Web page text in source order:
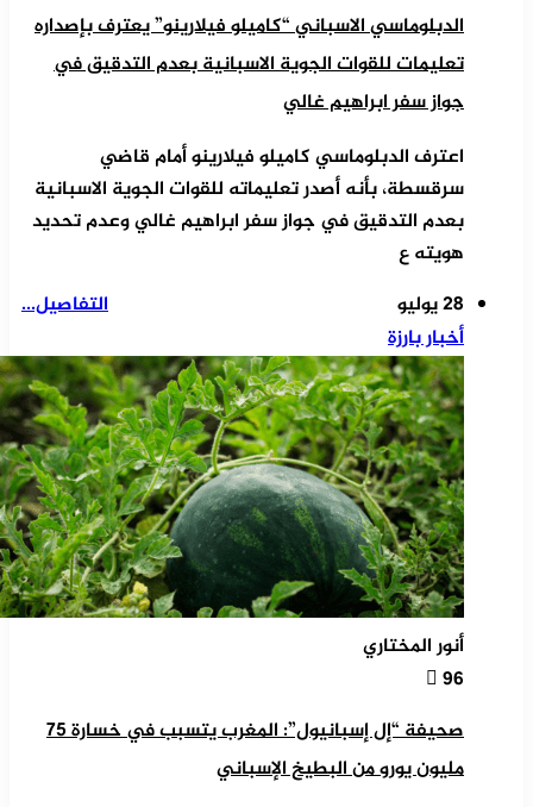
الدبلوماسي الاسباني “كاميلو فيلارينو” يعترف بإصداره
تعليمات للقوات الجوية الاسبانية بعدم التدقيق في
جواز سفر ابراهيم غالي
اعترف الدبلوماسي كاميلو فيلارينو أمام قاضي
سرقسطة، بأنه أصدر تعليماته للقوات الجوية الاسبانية
بعدم التدقيق في جواز سفر ابراهيم غالي وعدم تحديد
هويته ع
التفاصيل...
28 يوليو
أخبار بارزة
أنور المختاري
96
صحيفة “إل إسبانيول”: المغرب يتسبب في خسارة 75
مليون يورو من البطيخ الإسباني